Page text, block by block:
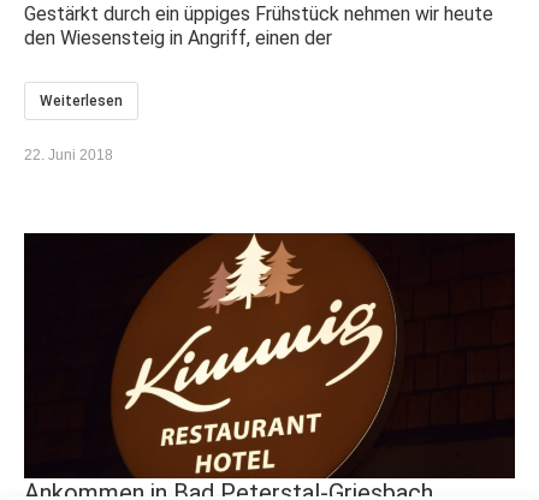
22. Juni 2018
Gestärkt durch ein üppiges Frühstück nehmen wir heute
den Wiesensteig in Angriff, einen der
Weiterlesen
Ankommen in Bad Peterstal-Griesbach